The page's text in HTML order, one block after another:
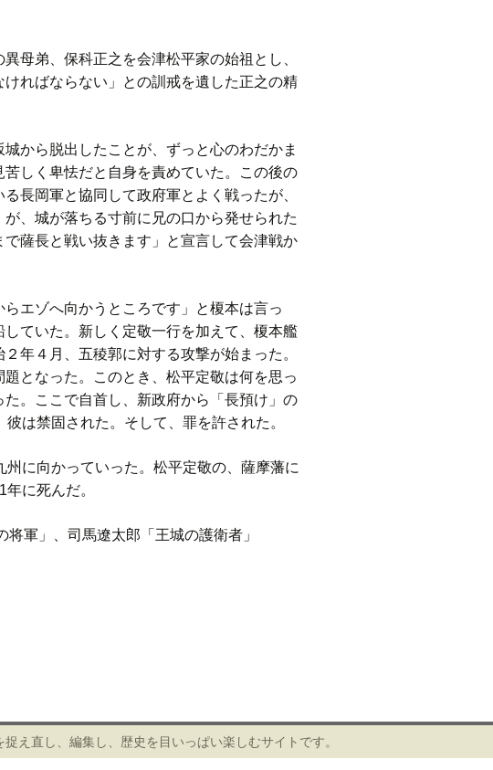
母弟、保科正之を会津松平家の始祖とし、
ればならない」との訓戒を遺した正之の精
から脱出したことが、ずっと心のわだかま
しく卑怯だと自身を責めていた。この後の
長岡軍と協同して政府軍とよく戦ったが、
、城が落ちる寸前に兄の口から発せられた
薩長と戦い抜きます」と宣言して会津戦か
エゾへ向かうところです」と榎本は言っ
ていた。新しく定敬一行を加えて、榎本艦
年４月、五稜郭に対する攻撃が始まった。
となった。このとき、松平定敬は何を思っ
。ここで自首し、新政府から「長預け」の
は禁固された。そして、罪を許された。
に向かっていった。松平定敬の、薩摩藩に
に死んだ。
軍」、司馬遼太郎「王城の護衛者」
え直し、編集し、歴史を目いっぱい楽しむサイトです。